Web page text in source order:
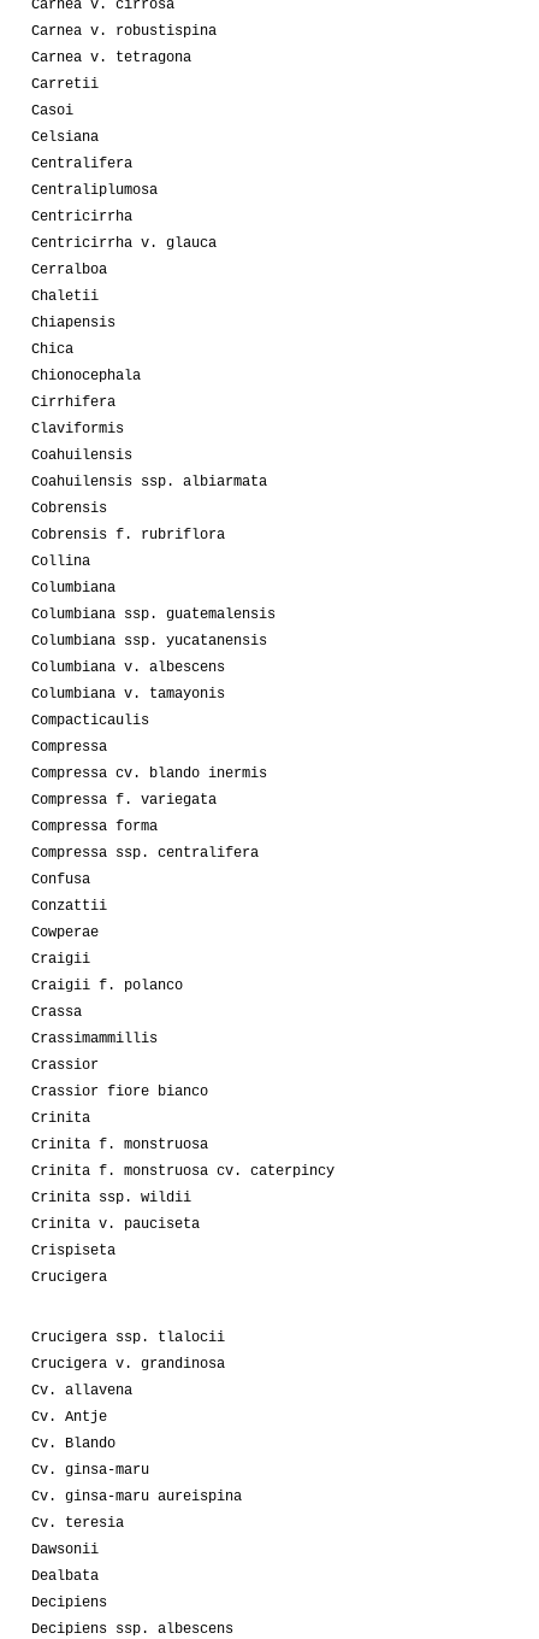
Carnea v. cirrosa
Carnea v. robustispina
Carnea v. tetragona
Carretii
Casoi
Celsiana
Centralifera
Centraliplumosa
Centricirrha
Centricirrha v. glauca
Cerralboa
Chaletii
Chiapensis
Chica
Chionocephala
Cirrhifera
Claviformis
Coahuilensis
Coahuilensis ssp. albiarmata
Cobrensis
Cobrensis f. rubriflora
Collina
Columbiana
Columbiana ssp. guatemalensis
Columbiana ssp. yucatanensis
Columbiana v. albescens
Columbiana v. tamayonis
Compacticaulis
Compressa
Compressa cv. blando inermis
Compressa f. variegata
Compressa forma
Compressa ssp. centralifera
Confusa
Conzattii
Cowperae
Craigii
Craigii f. polanco
Crassa
Crassimammillis
Crassior
Crassior fiore bianco
Crinita
Crinita f. monstruosa
Crinita f. monstruosa cv. caterpincy
Crinita ssp. wildii
Crinita v. pauciseta
Crispiseta
Crucigera
Crucigera ssp. tlalocii
Crucigera v. grandinosa
Cv. allavena
Cv. Antje
Cv. Blando
Cv. ginsa-maru
Cv. ginsa-maru aureispina
Cv. teresia
Dawsonii
Dealbata
Decipiens
Decipiens ssp. albescens